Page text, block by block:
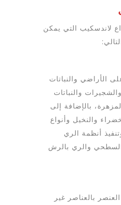
لاندسكيب التي يمكن
الأراضي والنباتات
والنباتات
بالإضافة إلى
والنخيل وأنواع
أنظمة الري
والري بالرش
بالعناصر غير